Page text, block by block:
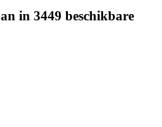
in 3449 beschikbare